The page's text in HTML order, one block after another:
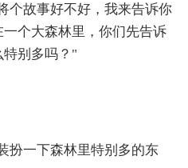
个故事好不好，我来告诉你
个大森林里，你们先告诉
特别多吗？"
扮一下森林里特别多的东